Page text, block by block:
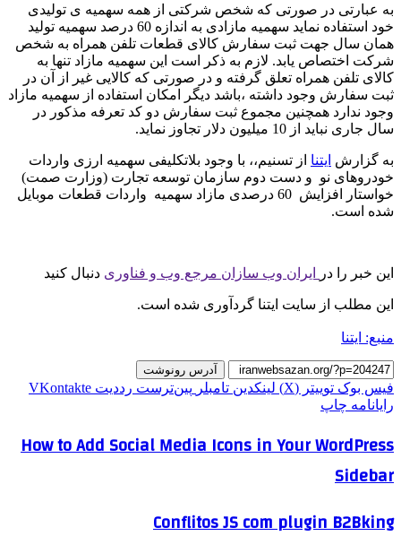
به عبارتی در صورتی که شخص شرکتی از همه سهمیه ی تولیدی
خود استفاده نماید سهمیه مازادی به اندازه 60 درصد سهمیه تولید
همان سال جهت ثبت سفارش کالای قطعات تلفن همراه به شخص
شرکت اختصاص یابد. لازم به ذکر است این سهمیه مازاد تنها به
کالای تلفن همراه تعلق گرفته و در صورتی که کالایی غیر از آن در
ثبت سفارش وجود داشته ،باشد دیگر امکان استفاده از سهمیه مازاد
وجود ندارد همچنین مجموع ثبت سفارش دو کد تعرفه مذکور در
سال جاری نباید از 10 میلیون دلار تجاوز نماید.
به گزارش ایتنا از تسنیم،، با وجود بلاتکلیفی سهمیه ارزی واردات
خودروهای نو و دست دوم سازمان توسعه تجارت (وزارت صمت)
خواستار افزایش 60 درصدی مازاد سهمیه واردات قطعات موبایل
شده است.
این خبر را در ایران وب سازان مرجع وب و فناوری دنبال کنید
این مطلب از سایت ایتنا گردآوری شده است.
منبع: ایتنا
آدرس رونوشت
فیس بوک توییتر (X) لینکدین ‫تامبلر ‫پین‌ترست ‫رددیت ‫VKontakte
رایانامه چاپ
How to Add Social Media Icons in Your WordPress
Sidebar
Conflitos JS com plugin B2Bking